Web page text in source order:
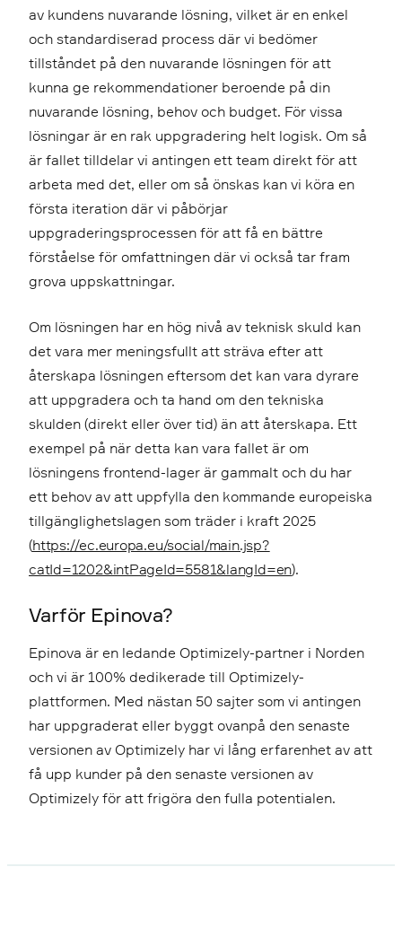
av kundens nuvarande lösning, vilket är en enkel
och standardiserad process där vi bedömer
tillståndet på den nuvarande lösningen för att
kunna ge rekommendationer beroende på din
nuvarande lösning, behov och budget. För vissa
lösningar är en rak uppgradering helt logisk. Om så
är fallet tilldelar vi antingen ett team direkt för att
arbeta med det, eller om så önskas kan vi köra en
första iteration där vi påbörjar
uppgraderingsprocessen för att få en bättre
förståelse för omfattningen där vi också tar fram
grova uppskattningar.
Om lösningen har en hög nivå av teknisk skuld kan
det vara mer meningsfullt att sträva efter att
återskapa lösningen eftersom det kan vara dyrare
att uppgradera och ta hand om den tekniska
skulden (direkt eller över tid) än att återskapa. Ett
exempel på när detta kan vara fallet är om
lösningens frontend-lager är gammalt och du har
ett behov av att uppfylla den kommande europeiska
tillgänglighetslagen som träder i kraft 2025
(https://ec.europa.eu/social/main.jsp?
catId=1202&intPageId=5581&langId=en).
Varför Epinova?
Epinova är en ledande Optimizely-partner i Norden
och vi är 100% dedikerade till Optimizely-
plattformen. Med nästan 50 sajter som vi antingen
har uppgraderat eller byggt ovanpå den senaste
versionen av Optimizely har vi lång erfarenhet av att
få upp kunder på den senaste versionen av
Optimizely för att frigöra den fulla potentialen.